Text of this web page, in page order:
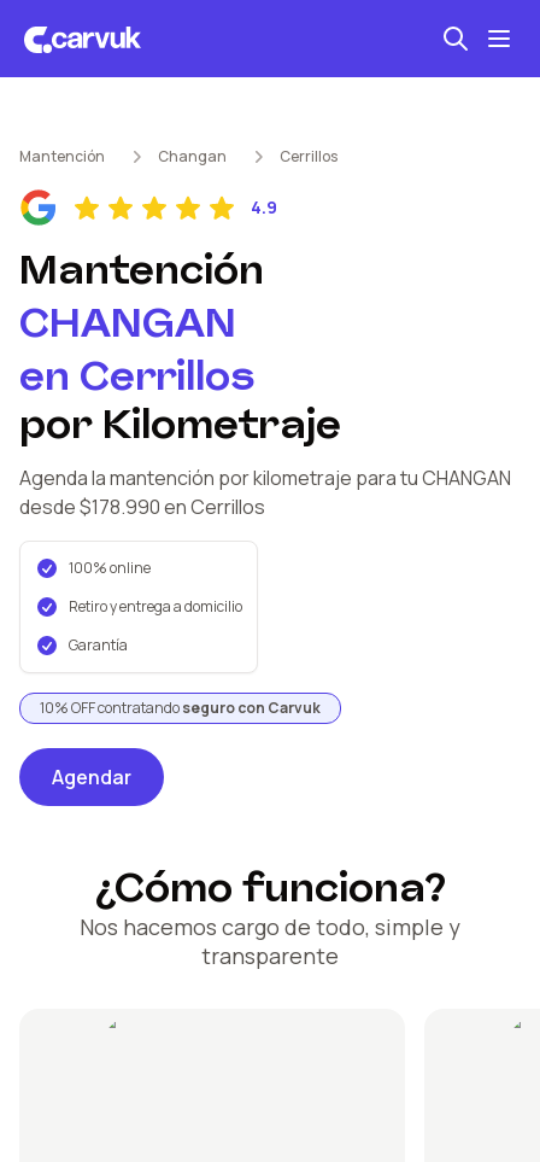
Mantención kilometraje
Revisión técnica
Mantención Changan Cerrillos
4.9
Mantención
CHANGAN
en Cerrillos
por Kilometraje
Agenda la mantención por kilometraje para tu CHANGAN
desde $178.990en Cerrillos
100% online
Retiro y entrega a domicilio
Garantía
10% OFF contratandoseguro con Carvuk
Agendar
¿Cómo funciona?
Nos hacemos cargo de todo, simple y
transparente